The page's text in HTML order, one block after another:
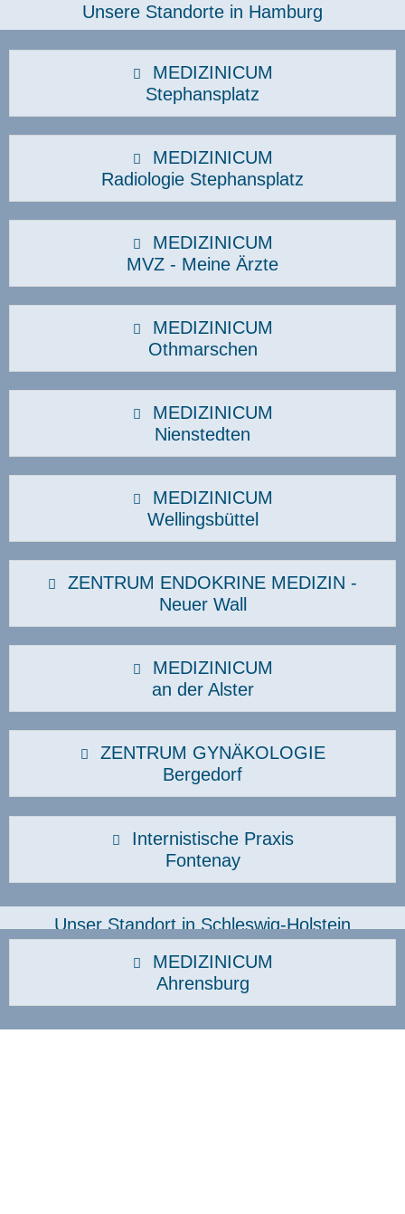
Unsere Standorte in Hamburg​
MEDIZINICUM
Stephansplatz
MEDIZINICUM
Radiologie Stephansplatz
MEDIZINICUM
MVZ - Meine Ärzte
MEDIZINICUM
Othmarschen
MEDIZINICUM
Nienstedten
MEDIZINICUM
Wellingsbüttel
ZENTRUM ENDOKRINE MEDIZIN -
Neuer Wall
MEDIZINICUM
an der Alster
ZENTRUM GYNÄKOLOGIE
Bergedorf
Internistische Praxis
Fontenay
Unser Standort in Schleswig-Holstein
MEDIZINICUM
Ahrensburg